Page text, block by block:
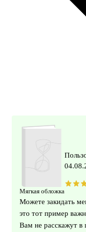
Мягкая обложка
Можете закидать
это тот пример
Вам не расскажут в